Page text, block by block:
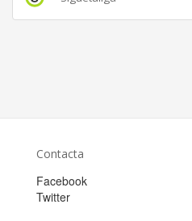
Contacta
Facebook
Twitter